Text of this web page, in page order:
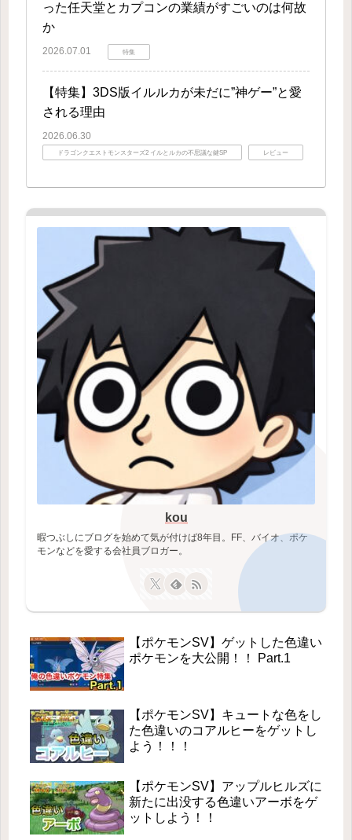
った任天堂とカプコンの業績がすごいのは何故
か
2026.07.01 特集
【特集】3DS版イルルカが未だに”神ゲー”と愛
される理由
2026.06.30
ドラゴンクエストモンスターズ2 イルとルカの不思議な鍵SP レビュー
kou
暇つぶしにブログを始めて気が付けば8年目。FF、バイオ、ポケ
モンなどを愛する会社員ブロガー。
【ポケモンSV】ゲットした色違い
ポケモンを大公開！！ Part.1
【ポケモンSV】キュートな色をし
た色違いのコアルヒーをゲットし
よう！！！
【ポケモンSV】アップルヒルズに
新たに出没する色違いアーボをゲ
ットしよう！！